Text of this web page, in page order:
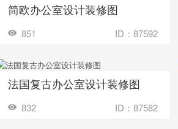
收藏 装修成这样要花多少钱？
简欧办公室设计装修图
851 ID：87592
收藏 装修成这样要花多少钱？
法国复古办公室设计装修图
832 ID：87582